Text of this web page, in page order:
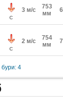
С
3 м/с
753
мм
С
2 м/с
754
мм
бури: 4